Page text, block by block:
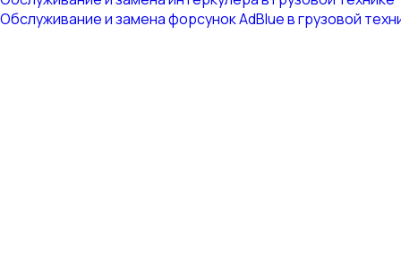
Обслуживание и замена форсунок AdBlue в грузовой